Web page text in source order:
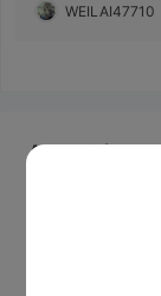
WEILAI47710
Actualités